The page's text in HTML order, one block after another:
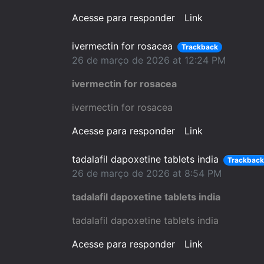
Acesse para responder
Link
ivermectin for rosacea Trackback
26 de março de 2026 at 12:24 PM
ivermectin for rosacea
ivermectin for rosacea
Acesse para responder
Link
tadalafil dapoxetine tablets india Trackback
26 de março de 2026 at 8:54 PM
tadalafil dapoxetine tablets india
tadalafil dapoxetine tablets india
Acesse para responder
Link